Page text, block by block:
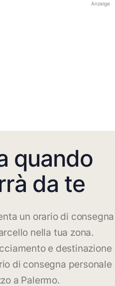
Anzeige
quando
da te
un orario di consegna
nella tua zona.
e destinazione
di consegna personale
a Palermo.